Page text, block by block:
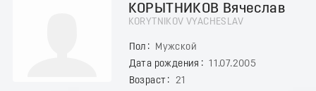
КОРЫТНИКОВ Вячеслав
KORYTNIKOV VYACHESLAV
Пол
Мужской
Дата рождения
11.07.2005
Возраст
21